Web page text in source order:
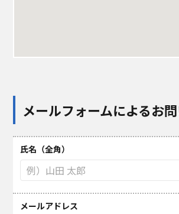
メールフォームによるお
氏名（全角）
メールアドレス